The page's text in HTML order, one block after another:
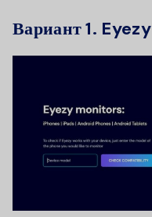
Вариант 1. Eyezy